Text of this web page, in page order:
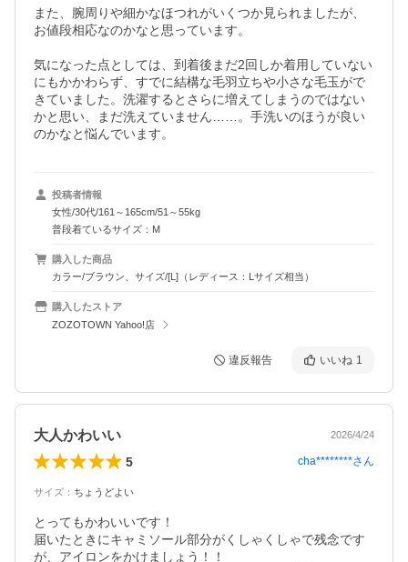
また、腕周りや細かなほつれがいくつか見られましたが、
お値段相応なのかなと思っています。
気になった点としては、到着後まだ2回しか着用していない
にもかかわらず、すでに結構な毛羽立ちや小さな毛玉がで
きていました。洗濯するとさらに増えてしまうのではない
かと思い、まだ洗えていません……。手洗いのほうが良い
のかなと悩んでいます。
投稿者情報
女性/30代/161～165cm/51～55kg
普段着ているサイズ：M
購入した商品
カラー/ブラウン、サイズ/[L]（レディース：Lサイズ相当）
購入したストア
ZOZOTOWN Yahoo!店
違反報告 いいね 1
大人かわいい 2026/4/24
5 cha********さん
サイズ ： ちょうどよい
とってもかわいいです！
届いたときにキャミソール部分がくしゃくしゃで残念です
が、アイロンをかけましょう！！